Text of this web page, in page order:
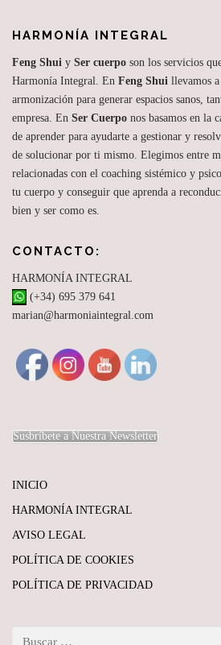
HARMONÍA INTEGRAL
Feng Shui y Ser cuerpo son los servicios
Harmonía Integral. En Feng Shui llevamos
armonización para generar espacios sanos,
empresa. En Ser Cuerpo nos basamos en la
de aprender para ayudarte a gestionar y
de solucionar por ti mismo. Elegimos entre
relacionadas con el coaching sistémico y
tu cuerpo y conseguir que aprenda a
bien y ser como es.
CONTACTO:
HARMONÍA INTEGRAL
(+34) 695 379 641
marian@harmoniaintegral.com
Susbríbete a Nuestra Newsletter
INICIO
HARMONÍA INTEGRAL
AVISO LEGAL
POLÍTICA DE COOKIES
POLÍTICA DE PRIVACIDAD